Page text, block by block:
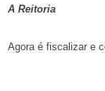
A Reitoria
Agora é fiscalizar e